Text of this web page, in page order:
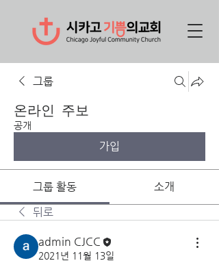
그룹
온라인 주보
공개
가입
그룹 활동
소개
뒤로
admin CJCC
2021년 11월 13일